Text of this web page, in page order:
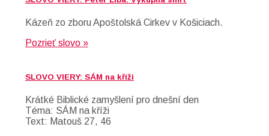
Kázeň zo zboru Apoštolská Cirkev v Košiciach.
Pozrieť slovo »
SLOVO VIERY: SÁM na kříži
Krátké Biblické zamyšlení pro dnešní den
Téma: SÁM na kříži
Text: Matouš 27, 46